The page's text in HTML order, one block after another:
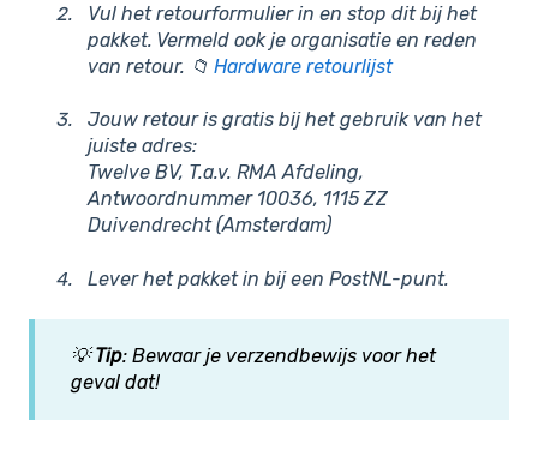
Vul het retourformulier in en stop dit bij het
pakket. Vermeld ook je organisatie en reden
van retour. 📁 Hardware retourlijst
Jouw retour is gratis bij het gebruik van het
juiste adres:
Twelve BV, T.a.v. RMA Afdeling,
Antwoordnummer 10036, 1115 ZZ
Duivendrecht (Amsterdam)
Lever het pakket in bij een PostNL-punt.
💡Tip: Bewaar je verzendbewijs voor het
geval dat!